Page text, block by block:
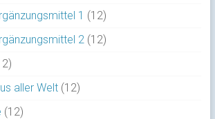
1 (12)
2 (12)
aller Welt(12)
(12)